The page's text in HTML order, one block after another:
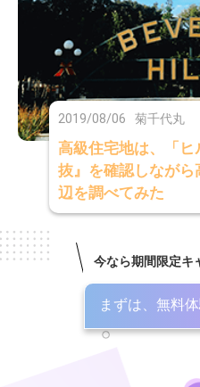
2019/08/06 菊千代丸
高級住宅地は、「
抜』を確認しながら
辺を調べてみた
今なら期間限定キ
まずは、無料